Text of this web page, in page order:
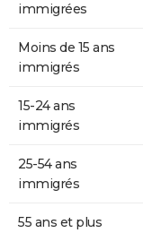
immigrées
Moins de 15 ans
immigrés
15-24 ans
immigrés
25-54 ans
immigrés
55 ans et plus